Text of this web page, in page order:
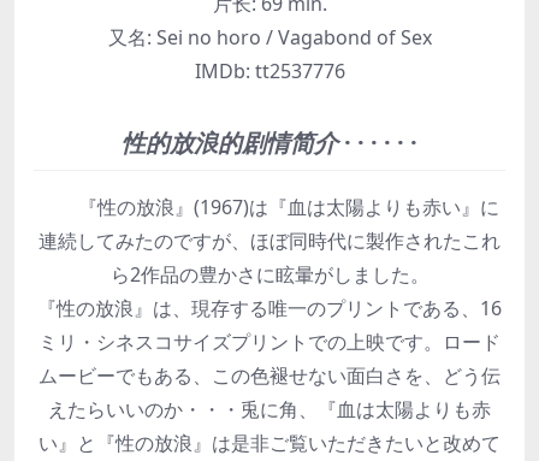
又名: Sei no horo / Vagabond of Sex
IMDb: tt2537776
性的放浪的剧情简介· · · · · ·
『性の放浪』(1967)は『血は太陽よりも赤い』に
連続してみたのですが、ほぼ同時代に製作されたこれ
ら2作品の豊かさに眩暈がしました。
『性の放浪』は、現存する唯一のプリントである、16
ミリ・シネスコサイズプリントでの上映です。ロード
ムービーでもある、この色褪せない面白さを、どう伝
えたらいいのか・・・兎に角、『血は太陽よりも赤
い』と『性の放浪』は是非ご覧いただきたいと改めて